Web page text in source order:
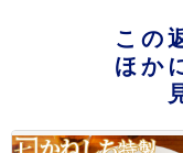
この
ほか